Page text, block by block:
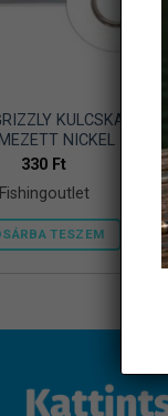
KULCSKARIKA
NICKEL 1
330 Ft
Fishingoutlet
TESZEM